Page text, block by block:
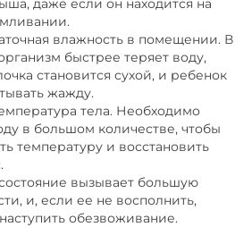
даже если он находится на
влажность в помещении. В
быстрее теряет воду,
становится сухой, и ребенок
жажду.
тела. Необходимо
в большом количестве, чтобы
температуру и восстановить
вызывает большую
и, если ее не восполнить,
обезвоживание.